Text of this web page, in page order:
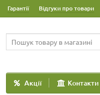
Гарантії Відгуки про товари
Акції Контакти